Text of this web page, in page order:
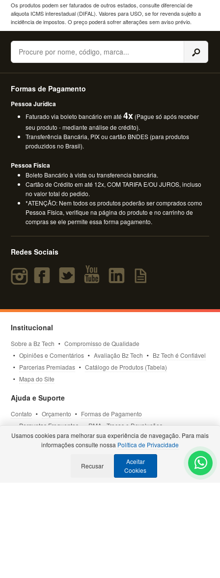
Os produtos podem ser faturados de outros estados, consulte diferencial de
aliquota ICMS interestadual (DIFAL). Valores para USO, se for revenda sujeito a
incidência de impostos. O preço poderá sofrer alterações sem aviso prévio.
Buscar
Formas de Pagamento
Pessoa Jurídica
Faturado via boleto bancário em até4x (Pague só após receber
seu produto - mediante análise de crédito).
Transferência Bancária, PIX ou cartão BNDES (para produtos
produzidos no Brasil).
Pessoa Física
Boleto Bancário à vista ou transferencia bancária.
Cartão de Crédito em até 12x, COM TARIFA E/OU JUROS, incluso
no valor total do pedido.
*ATENÇÃO: Nem todos os produtos poderão ser comprados como
Pessoa Física, verifique na página do produto e no carrinho de
compras se ele permite essa forma pagamento.
Redes Sociais
Institucional
Sobre a Bz Tech
Compromisso de Qualidade
Opiniões e Comentários
Avaliação Bz Tech
Bz Tech é Confiável
Parcerias Premiadas
Catálogo de Produtos (Tabela)
Mapa do Site
Ajuda e Suporte
Contato Orçamento
Formas de Pagamento
Perguntas Frequentes
RMA - Trocas e Devoluções
Política de Privacidade
Termos de Uso Site Seguro
Selos e Certificações- Veja todas as Parcerias Premiadas
Usamos cookies para melhorar sua experiência de navegação. Para mais
informações consulte nossa Política de Privacidade
Recusar
Aceitar
Cookies